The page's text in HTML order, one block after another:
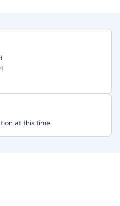
at this time